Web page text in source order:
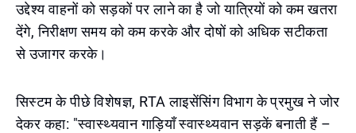
उद्देश्य वाहनों को सड़कों पर लाने का है जो यात्रियों को कम खतरा
देंगे, निरीक्षण समय को कम करके और दोषों को अधिक सटीकता
से उजागर करके।
सिस्टम के पीछे विशेषज्ञ, RTA लाइसेंसिंग विभाग के प्रमुख ने जोर
देकर कहा: "स्वास्थ्यवान गाड़ियाँ स्वास्थ्यवान सड़कें बनाती हैं –